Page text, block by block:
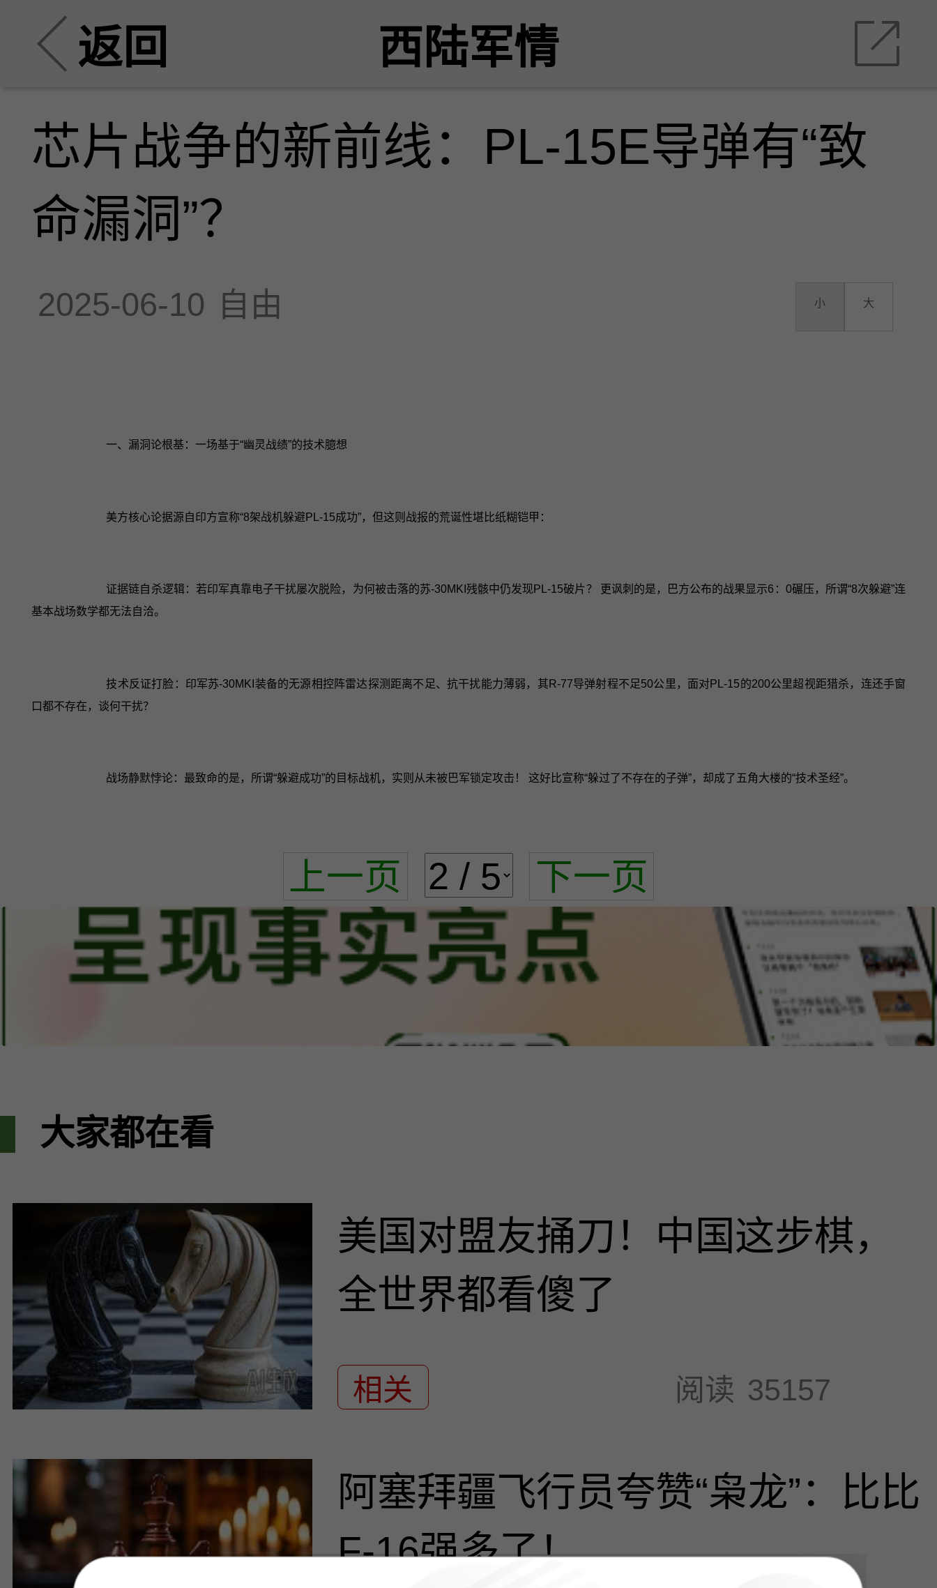
返回 西陆军情
芯片战争的新前线：PL-15E导弹有“致
命漏洞”？
2025-06-10 自由 小 大
一、漏洞论根基：一场基于“幽灵战绩”的技术臆想
美方核心论据源自印方宣称“8架战机躲避PL-15成功”，但这则战报的荒诞性堪比纸糊铠甲：
证据链自杀逻辑：若印军真靠电子干扰屡次脱险，为何被击落的苏-30MKI残骸中仍发现PL-15破片？ 更讽刺的是，巴方公布的战果显示6：0碾压，所谓“8次躲避”连
基本战场数学都无法自洽。
技术反证打脸：印军苏-30MKI装备的无源相控阵雷达探测距离不足、抗干扰能力薄弱，其R-77导弹射程不足50公里，面对PL-15的200公里超视距猎杀，连还手窗
口都不存在，谈何干扰？
战场静默悖论：最致命的是，所谓“躲避成功”的目标战机，实则从未被巴军锁定攻击！ 这好比宣称“躲过了不存在的子弹”，却成了五角大楼的“技术圣经”。
上一页 下一页
大家都在看
美国对盟友捅刀！中国这步棋，
全世界都看傻了
相关 阅读 35157
阿塞拜疆飞行员夸赞“枭龙”：比比
F-16强多了！